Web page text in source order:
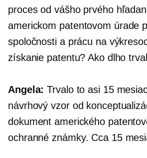
proces od vášho prvého
americkom patentovom úrade
spoločnosti a prácu na
získanie patentu? Ako dlho
Angela: Trvalo to asi 15
návrhový vzor od
dokument amerického
ochranné známky. Cca 15